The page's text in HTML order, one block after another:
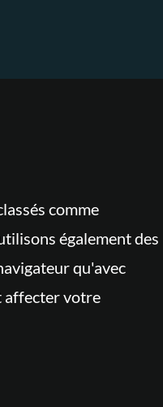
comme
également des
qu'avec
affecter votre